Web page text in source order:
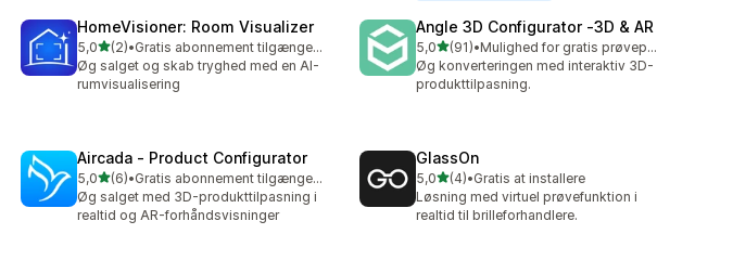
HomeVisioner: Room Visualizer
5,0ud af 5 stjerner
(2)
2 anmeldelser i alt
•
Gratis abonnement tilgængeligt
Øg salget og skab tryghed med en AI-
rumvisualisering
Angle 3D Configurator ‑3D & AR
5,0ud af 5 stjerner
(91)
91 anmeldelser i alt
•
Mulighed for gratis prøveperiode
Øg konverteringen med interaktiv 3D-
produkttilpasning.
Aircada ‑ Product Configurator
5,0ud af 5 stjerner
(6)
6 anmeldelser i alt
•
Gratis abonnement tilgængeligt
Øg salget med 3D-produkttilpasning i
realtid og AR-forhåndsvisninger
GlassOn
5,0ud af 5 stjerner
(4)
4 anmeldelser i alt
•Gratis at installere
Løsning med virtuel prøvefunktion i
realtid til brilleforhandlere.